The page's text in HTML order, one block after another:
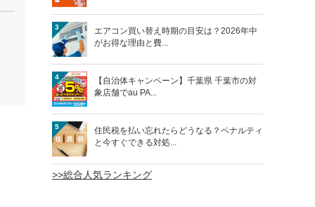
3
エアコン買い替え時期の目安は？2026年中
がお得な理由と費...
4
【自治体キャンペーン】千葉県 千葉市の対
象店舗でau PA...
5
住民税を払い忘れたらどうなる？ペナルティ
と今すぐできる対処...
>>総合人気ランキング